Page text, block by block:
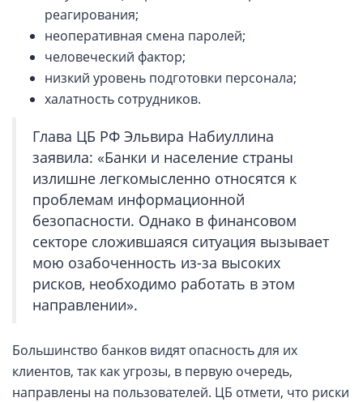
реагирования;
неоперативная смена паролей;
человеческий фактор;
низкий уровень подготовки персонала;
халатность сотрудников.
Глава ЦБ РФ Эльвира Набиуллина
заявила: «Банки и население страны
излишне легкомысленно относятся к
проблемам информационной
безопасности. Однако в финансовом
секторе сложившаяся ситуация вызывает
мою озабоченность из-за высоких
рисков, необходимо работать в этом
направлении».
Большинство банков видят опасность для их
клиентов, так как угрозы, в первую очередь,
направлены на пользователей. ЦБ отмети, что риски